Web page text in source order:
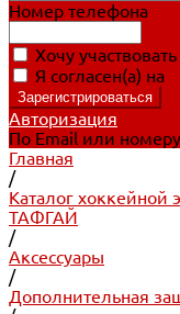
Номер телефона
Хочу
Я согласен(а) на
Авторизация
По Email или
Главная
/
Каталог хоккейной
ТАФГАЙ
/
Аксессуары
/
Дополнительная